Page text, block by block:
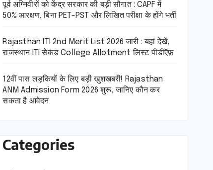
पूर्व अग्निवीरों को केंद्र सरकार की बड़ी सौगात : CAPF में
50% आरक्षण, बिना PET-PST और लिखित परीक्षा के होंगे भर्ती
Rajasthan ITI 2nd Merit List 2026 जारी : यहां देखें,
राजस्थान ITI सेकंड College Allotment लिस्ट पीडीऍफ़
12वीं पास लड़कियों के लिए बड़ी खुशखबरी! Rajasthan
ANM Admission Form 2026 शुरू, जानिए कौन कर
सकता है आवेदन
Categories